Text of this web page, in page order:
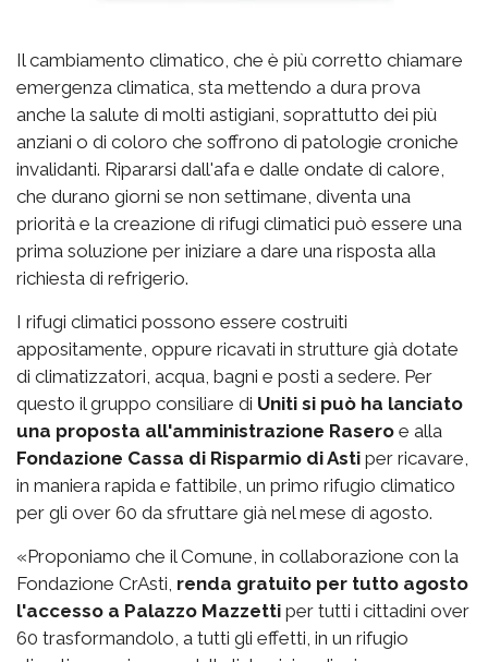
Il cambiamento climatico, che è più corretto chiamare
emergenza climatica, sta mettendo a dura prova
anche la salute di molti astigiani, soprattutto dei più
anziani o di coloro che soffrono di patologie croniche
invalidanti. Ripararsi dall'afa e dalle ondate di calore,
che durano giorni se non settimane, diventa una
priorità e la creazione di rifugi climatici può essere una
prima soluzione per iniziare a dare una risposta alla
richiesta di refrigerio.
I rifugi climatici possono essere costruiti
appositamente, oppure ricavati in strutture già dotate
di climatizzatori, acqua, bagni e posti a sedere. Per
questo il gruppo consiliare di Uniti si può ha lanciato
una proposta all'amministrazione Rasero e alla
Fondazione Cassa di Risparmio di Asti per ricavare,
in maniera rapida e fattibile, un primo rifugio climatico
per gli over 60 da sfruttare già nel mese di agosto.
«Proponiamo che il Comune, in collaborazione con la
Fondazione CrAsti, renda gratuito per tutto agosto
l'accesso a Palazzo Mazzetti per tutti i cittadini over
60 trasformandolo, a tutti gli effetti, in un rifugio